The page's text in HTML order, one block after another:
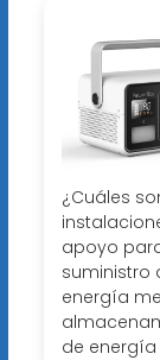
¿Cuáles
apoyo
suministro
energía
de